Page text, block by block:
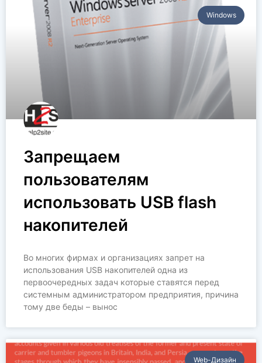
Windows
Запрещаем
пользователям
использовать USB flash
накопителей
Во многих фирмах и организациях запрет на
использования USB накопителей одна из
первоочередных задач которые ставятся перед
системным администратором предприятия, причина
тому две беды – вынос
Web-Дизайн